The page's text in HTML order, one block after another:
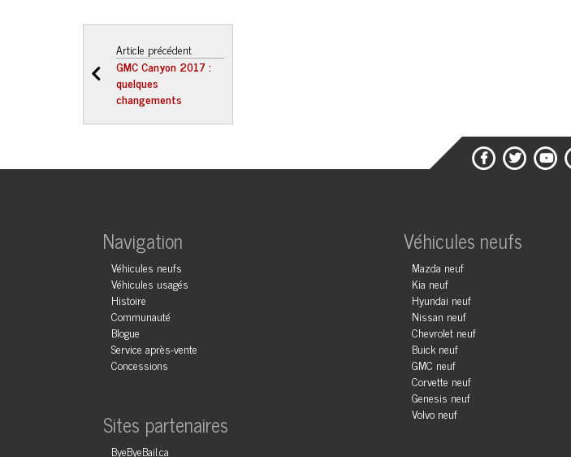
Article précédent
GMC Canyon 2017 :
quelques
changements
Navigation
Véhicules neufs
Véhicules usagés
Histoire
Communauté
Blogue
Service après-vente
Concessions
Sites partenaires
ByeByeBail.ca
Véhicules neufs
Mazda neuf
Kia neuf
Hyundai neuf
Nissan neuf
Chevrolet neuf
Buick neuf
GMC neuf
Corvette neuf
Genesis neuf
Volvo neuf